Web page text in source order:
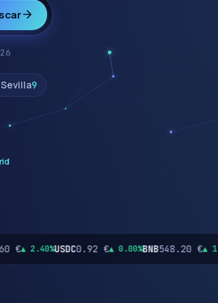
Sevilla9
0.92 €▲ 0.00%BNB548.20 €▲ 1.10%TRX0.11